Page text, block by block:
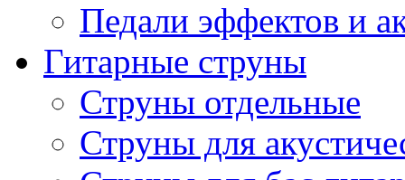
Педали эффектов и
Гитарные струны
Струны отдельные
Струны для